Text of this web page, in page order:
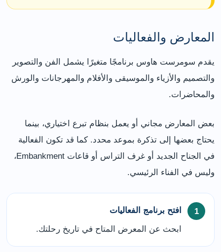
المعارض والفعاليات
يقدم سومرست هاوس برنامجًا متغيرًا يشمل الفن والتصوير
والتصميم والأزياء والموسيقى والأفلام والمهرجانات والورش
والمحاضرات.
بعض المعارض مجاني أو يعمل بنظام تبرع اختياري، بينما
يحتاج بعضها إلى تذكرة بموعد محدد. كما قد تكون الفعالية
في الجناح الجديد أو غرف التراس أو قاعات Embankment،
وليس في الفناء الرئيسي.
افتح برنامج الفعاليات
ابحث عن المعرض المتاح في تاريخ رحلتك.